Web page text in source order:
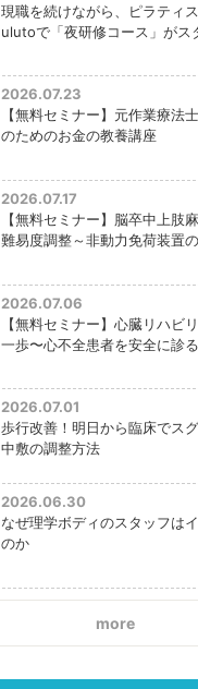
現職を続けながら、ピラティ
ulutoで「夜研修コース」がス
2026.07.23
【無料セミナー】元作業療法
のためのお金の教養講座
2026.07.17
【無料セミナー】脳卒中上肢
難易度調整～非動力免荷装置
2026.07.06
【無料セミナー】心臓リハビ
一歩〜心不全患者を安全に診
2026.07.01
歩行改善！明日から臨床でス
中敷の調整方法
2026.06.30
なぜ理学ボディのスタッフは
のか
more